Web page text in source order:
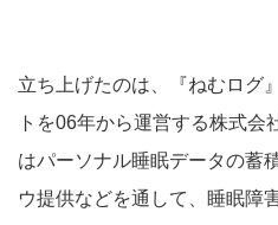
立ち上げたのは、『ねむログ
トを06年から運営する株式会
はパーソナル睡眠データの蓄
ウ提供などを通して、睡眠障